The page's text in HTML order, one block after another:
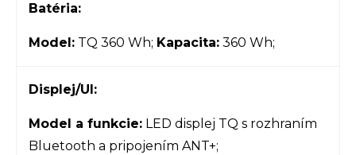
Batéria:
Model: TQ 360 Wh; Kapacita: 360 Wh;
Displej/UI:
Model a funkcie: LED displej TQ s rozhraním
Bluetooth a pripojením ANT+;